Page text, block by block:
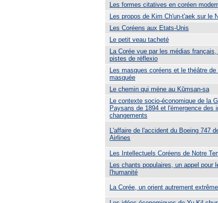
Les formes citatives en coréen
Les propos de Kim Ch'un-t'aek sur le
Les Coréens aux Etats-Unis
Le petit veau tacheté
La Corée vue par les médias
pistes de réflexio
Les masques coréens et le théâtre
masquée
Le chemin qui mène au Kŭmsan-sa
Le contexte socio-économique de la
Paysans de 1894 et l'émergence des
changements
L'affaire de l'accident du Boeing 747
Airlines
Les Intellectuels Coréens de Notre
Les chants populaires, un appel pour
l'humanité
La Corée, un orient autrement extrême